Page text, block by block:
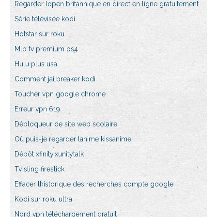
Regarder lopen britannique en direct en ligne gratuitement
Série télévisée kodi
Hotstar sur roku
Mlb tv premium ps4
Hulu plus usa
Comment jailbreaker kodi
Toucher vpn google chrome
Erreur vpn 619
Débloqueur de site web scolaire
Où puis-je regarder lanime kissanime
Dépôt xfinity.xunitytalk
Tv sling firestick
Effacer lhistorique des recherches compte google
Kodi sur roku ultra
Nord vpn téléchargement gratuit